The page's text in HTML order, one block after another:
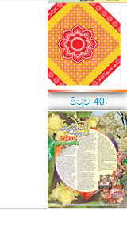
පිටුව-40